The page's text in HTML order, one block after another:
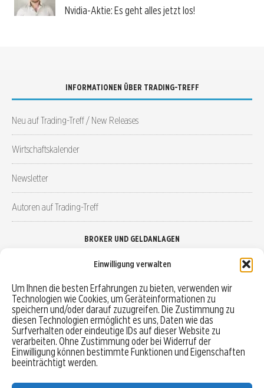
Einwilligung verwalten
Um Ihnen die besten Erfahrungen zu bieten, verwenden wir
Technologien wie Cookies, um Geräteinformationen zu
speichern und/oder darauf zuzugreifen. Die Zustimmung zu
diesen Technologien ermöglicht es uns, Daten wie das
Surfverhalten oder eindeutige IDs auf dieser Website zu
verarbeiten. Ohne Zustimmung oder bei Widerruf der
Einwilligung können bestimmte Funktionen und Eigenschaften
beeinträchtigt werden.
Nvidia-Aktie: Es geht alles jetzt los!
INFORMATIONEN ÜBER TRADING-TREFF
Neu auf Trading-Treff / New Releases
Wirtschaftskalender
Newsletter
Autoren auf Trading-Treff
BROKER UND GELDANLAGEN
Robo-Advisor vergleichen
Depotvergleich
Festgeld vergleichen